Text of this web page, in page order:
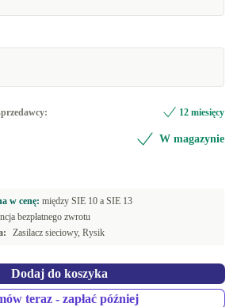
12 miesięcy
W magazynie
w cenę: między SIE 10 a SIE 13
bezpłatnego zwrotu
Zasilacz sieciowy, Rysik
Dodaj do koszyka
teraz - zapłać później